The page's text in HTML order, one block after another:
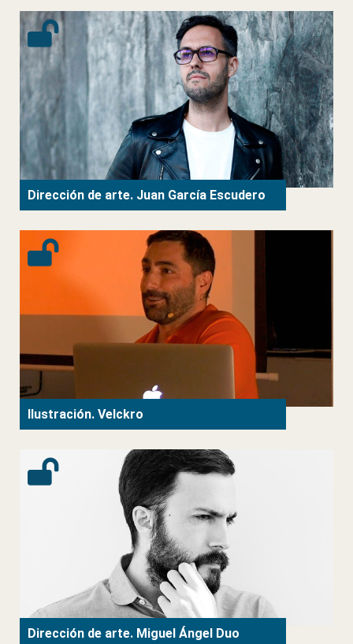
Dirección de arte. Juan García Escudero
Ilustración. Velckro
Dirección de arte. Miguel Ángel Duo